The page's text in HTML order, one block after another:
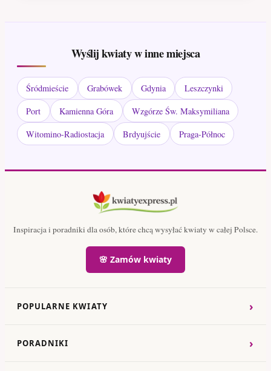
Wyślij kwiaty w inne miejsca
Śródmieście Grabówek Gdynia
Leszczynki
Port
Kamienna Góra
Wzgórze Św. Maksymiliana
Witomino-Radiostacja
Brdyujście Praga-Północ
Inspiracja i poradniki dla osób, które chcą wysyłać kwiaty w całej Polsce.
🌸 Zamów kwiaty
POPULARNE KWIATY ›
PORADNIKI ›